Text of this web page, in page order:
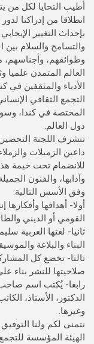
أطيب التحايا لكل من
انطلاقا من إدراكنا
بإحداث التغيير
والتسامح والسلام بين
وطوائفهم، وأجناسهم،
العالم المتمدن
الأدباء والمثقفين في
التجمع الثقافي
المختصة في كندا،
دول العالم.
تتشرف اللجنة
داعين الزميلات
للانضمام تحت خيمة هذه
وآدابها، والفنون
وفق الأسس التالية:
أولا- أهدافها
القومي أو الديني
ثانيا- لغتها العربية
البناء والبلاغة
ثالثا- تخضع كل
صلاحيتها للنشر بناء
رابعا- يُكتب اسم
الدكتور، الأستاذ،
وغيرها.
نتمنى لكم ولنا
الهيئة المؤسسة